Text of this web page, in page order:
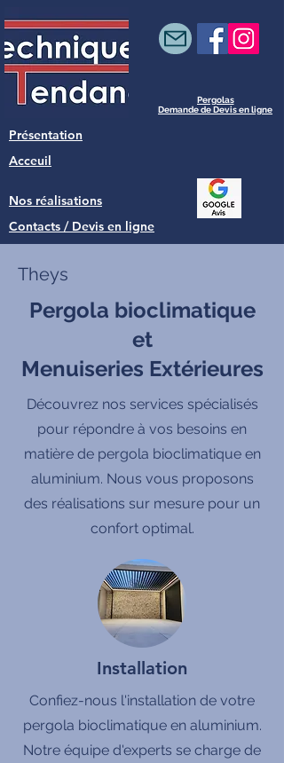
Demande de Devis en ligne
Pergolas
Présentation
Nos réalisations
Contacts / Devis en ligne
Acceuil
Theys
Pergola bioclimatique
et
Menuiseries Extérieures
Découvrez nos services spécialisés
pour répondre à vos besoins en
matière de pergola bioclimatique en
aluminium. Nous vous proposons
des réalisations sur mesure pour un
confort optimal.
Installation
Confiez-nous l'installation de votre
pergola bioclimatique en aluminium.
Notre équipe d'experts se charge de